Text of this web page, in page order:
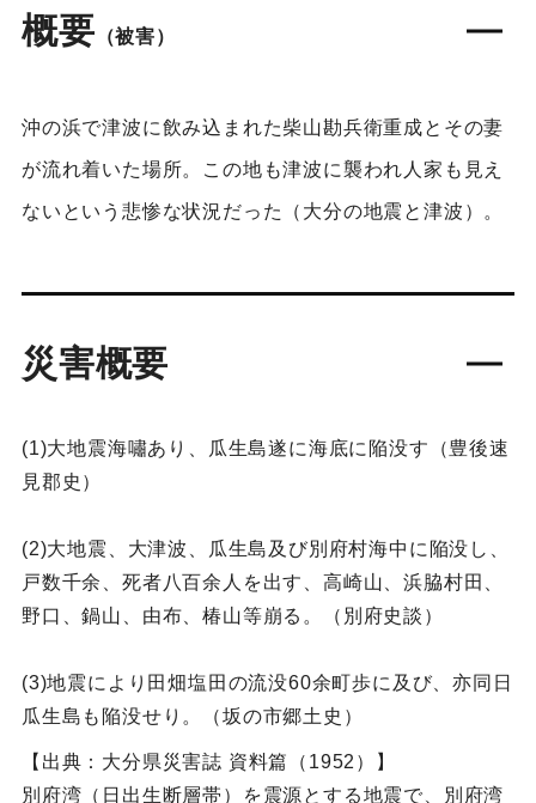
概要 （被害）
沖の浜で津波に飲み込まれた柴山勘兵衛重成とその妻
が流れ着いた場所。この地も津波に襲われ人家も見え
ないという悲惨な状況だった（大分の地震と津波）。
災害概要
(1)大地震海嘯あり、瓜生島遂に海底に陥没す（豊後速
見郡史）
(2)大地震、大津波、瓜生島及び別府村海中に陥没し、
戸数千余、死者八百余人を出す、高崎山、浜脇村田、
野口、鍋山、由布、椿山等崩る。（別府史談）
(3)地震により田畑塩田の流没60余町歩に及び、亦同日
瓜生島も陥没せり。（坂の市郷土史）
【出典：大分県災害誌 資料篇（1952）】
別府湾（日出生断層帯）を震源とする地震で、別府湾